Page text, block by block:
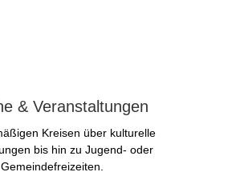
& Veranstaltungen
Kreisen über kulturelle
bis hin zu Jugend- oder
Gemeindefreizeiten.